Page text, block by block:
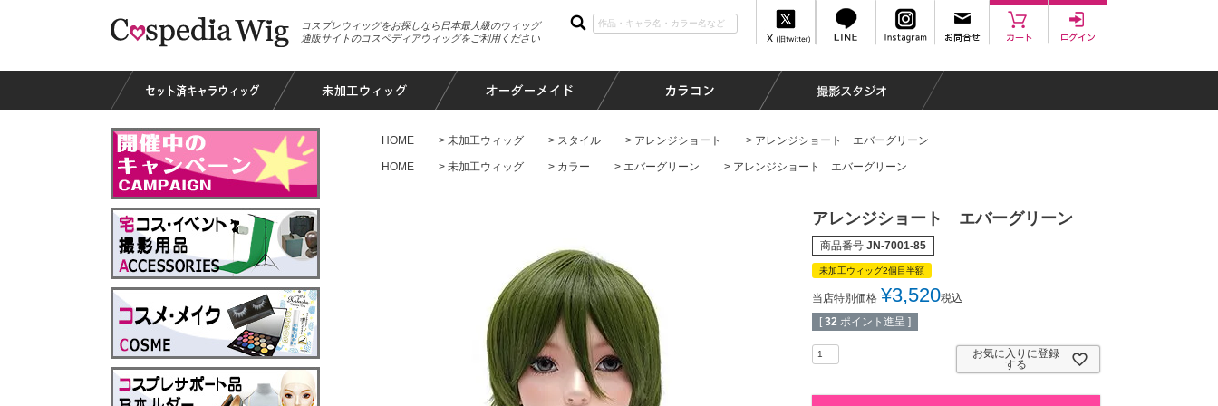
コスプレウィッグをお探しなら日本最大級のウィッグ
通販サイトのコスペディアウィッグをご利用ください
HOME 未加工ウィッグ スタイル アレンジショート アレンジショート エバーグリーン
HOME 未加工ウィッグ カラー エバーグリーン アレンジショート エバーグリーン
アレンジショート エバーグリーン
商品番号 JN-7001-85
未加工ウィッグ2個目半額
当店特別価格 ¥3,520税込
[ 32 ポイント進呈 ]
お気に入りに登録
する